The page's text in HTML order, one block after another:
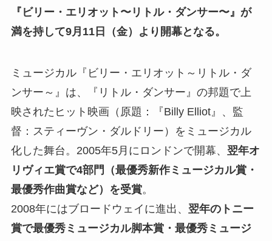
『ビリー・エリオット〜リトル・ダンサー〜』が
満を持して9月11日（金）より開幕となる。
ミュージカル『ビリー・エリオット～リトル・ダ
ンサー～』は、『リトル・ダンサー』の邦題で上
映されたヒット映画（原題：『Billy Elliot』、監
督：スティーヴン・ダルドリー）をミュージカル
化した舞台。2005年5月にロンドンで開幕、 翌年オ
リヴィエ賞で4部門（最優秀新作ミュージカル賞・
最優秀作曲賞など）を受賞。
2008年にはブロードウェイに進出、 翌年のトニー
賞で最優秀ミュージカル脚本賞・最優秀ミュージ